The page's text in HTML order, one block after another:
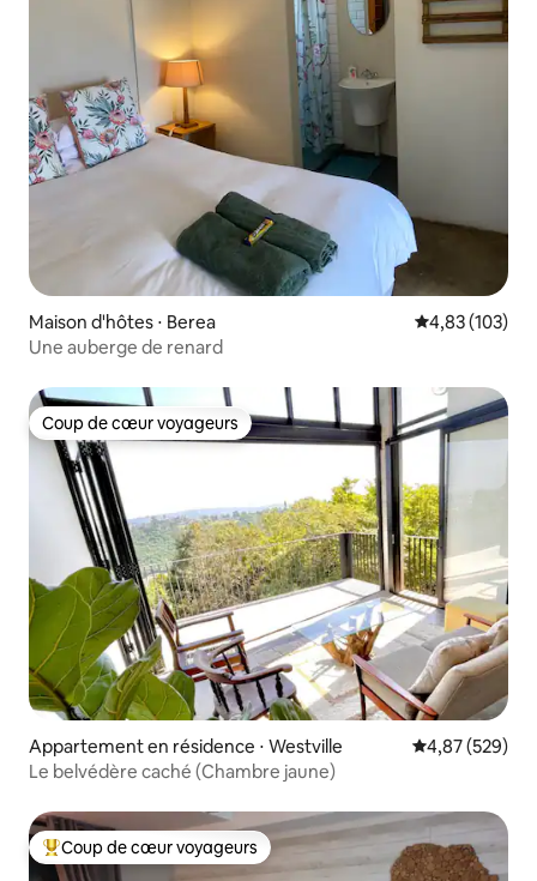
Maison d'hôtes ⋅ Berea Évaluation
4,83 (103)
Une auberge de renard
Coup de cœur voyageurs
Coup de cœur voyageurs
Appartement en résidence ⋅ Westville Évaluation
4,87 (529)
Le belvédère caché (Chambre jaune)
Coups de cœur voyageurs les plus appréciés
Coup de cœur voyageurs